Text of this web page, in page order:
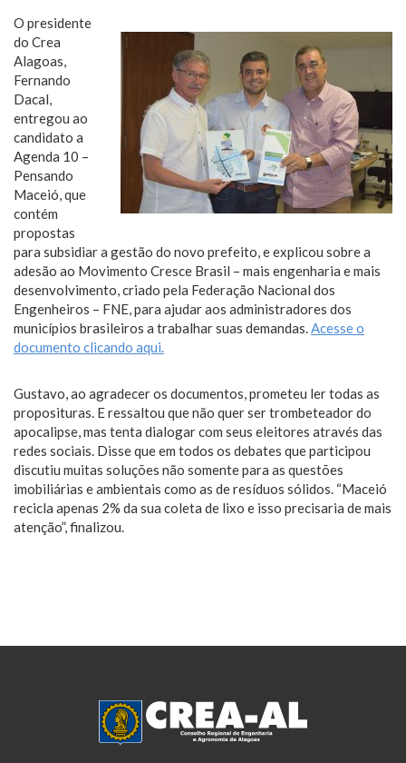
O presidente
do Crea
Alagoas,
Fernando
Dacal,
entregou ao
candidato a
Agenda 10 –
Pensando
Maceió, que
contém
propostas
para subsidiar a gestão do novo prefeito, e explicou sobre a
adesão ao Movimento Cresce Brasil – mais engenharia e mais
desenvolvimento, criado pela Federação Nacional dos
Engenheiros – FNE, para ajudar aos administradores dos
municípios brasileiros a trabalhar suas demandas.Acesse o
documento clicando aqui.
Gustavo, ao agradecer os documentos, prometeu ler todas as
proposituras. E ressaltou que não quer ser trombeteador do
apocalipse, mas tenta dialogar com seus eleitores através das
redes sociais. Disse que em todos os debates que participou
discutiu muitas soluções não somente para as questões
imobiliárias e ambientais como as de resíduos sólidos. “Maceió
recicla apenas 2% da sua coleta de lixo e isso precisaria de mais
atenção”, finalizou.